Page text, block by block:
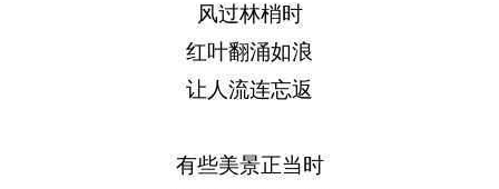
风过林梢时
红叶翻涌如浪
让人流连忘返
有些美景正当时